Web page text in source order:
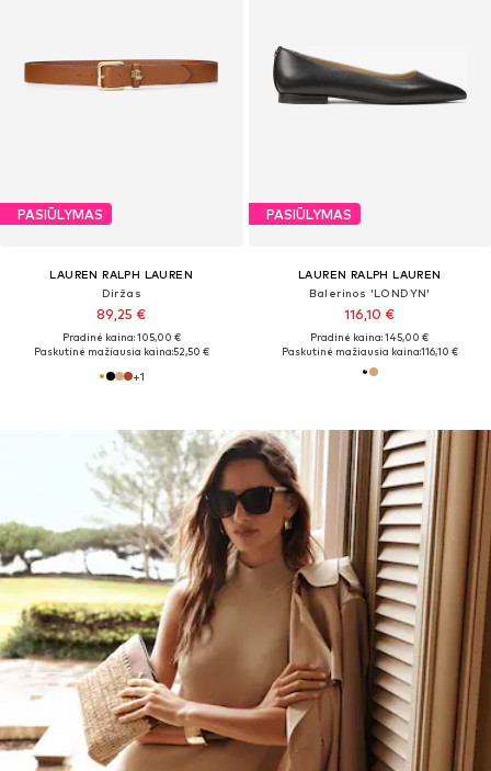
PASIŪLYMAS
LAUREN RALPH LAUREN
Diržas
89,25 €
Pradinė kaina: 105,00 €
Paskutinė mažiausia kaina:52,50 €
+1
PASIŪLYMAS
LAUREN RALPH LAUREN
Balerinos 'LONDYN'
116,10 €
Pradinė kaina: 145,00 €
Paskutinė mažiausia kaina:116,10 €